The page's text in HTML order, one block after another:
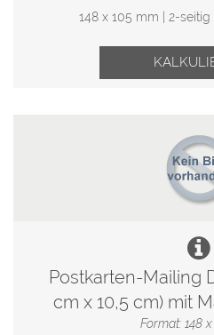
148 x 105 mm | 2-
Postkarten-Mailing
cm x 10,5 cm) mit
Format: 148